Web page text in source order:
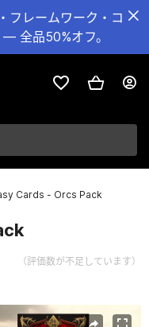
フレームワーク・コ
全品50%オフ。
Cards - Orcs Pack
（評価数が不足しています）